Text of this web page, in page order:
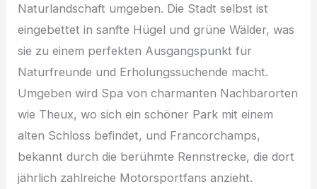
Naturlandschaft umgeben. Die Stadt selbst ist
eingebettet in sanfte Hügel und grüne Wälder, was
sie zu einem perfekten Ausgangspunkt für
Naturfreunde und Erholungssuchende macht.
Umgeben wird Spa von charmanten Nachbarorten
wie Theux, wo sich ein schöner Park mit einem
alten Schloss befindet, und Francorchamps,
bekannt durch die berühmte Rennstrecke, die dort
jährlich zahlreiche Motorsportfans anzieht.